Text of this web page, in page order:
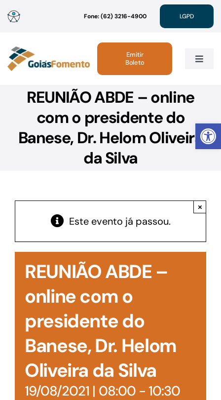
Abrir
para
conteúdo
Fone: (62) 3216-4900 LGPD
Toggle
Institucional
Acesso à Informação
Emitir
Boleto
REUNIÃO ABDE – online
com o presidente do
Banese, Dr. Helom Oliveira
da Silva
Este evento já passou.
×
REUNIÃO ABDE –
online com o
presidente do
Banese, Dr. Helom
Oliveira da Silva
19/08/2021 | 08:00- 10:30